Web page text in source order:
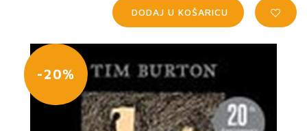
DODAJ U KOŠARICU
-20%